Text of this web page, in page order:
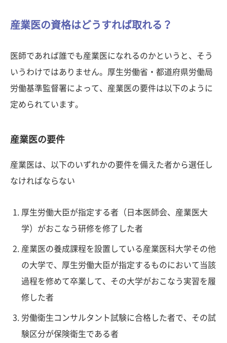
産業医の資格はどうすれば取れる？
医師であれば誰でも産業医になれるのかというと、そう
いうわけではありません。厚生労働省・都道府県労働局
労働基準監督署によって、産業医の要件は以下のように
定められています。
産業医の要件
産業医は、以下のいずれかの要件を備えた者から選任し
なければならない
厚生労働大臣が指定する者（日本医師会、産業医大
学）がおこなう研修を修了した者
産業医の養成課程を設置している産業医科大学その他
の大学で、厚生労働大臣が指定するものにおいて当該
過程を修めて卒業して、その大学がおこなう実習を履
修した者
労働衛生コンサルタント試験に合格した者で、その試
験区分が保険衛生である者